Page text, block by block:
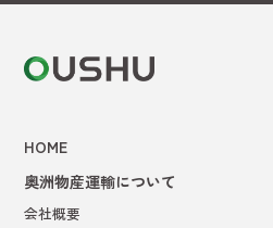
HOME
奥洲物産運輸について
会社概要